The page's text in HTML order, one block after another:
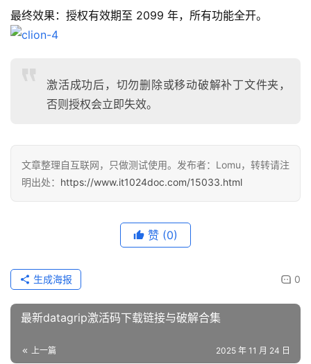
最终效果：授权有效期至 2099 年，所有功能全开。
激活成功后，切勿删除或移动破解补丁文件夹，
否则授权会立即失效。
文章整理自互联网，只做测试使用。发布者：Lomu，转转请注
明出处： https://www.it1024doc.com/15033.html
赞 (0)
0
生成海报
最新datagrip激活码下载链接与破解合集
上一篇 2025 年 11 月 24 日